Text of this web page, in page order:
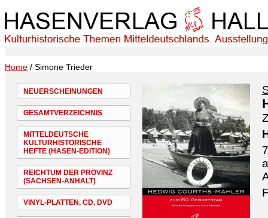
Home / Simone Trieder
NEUERSCHEINUNGEN
GESAMTVERZEICHNIS
MITTELDEUTSCHE
KULTURHISTORISCHE
HEFTE (HASEN-EDITION)
REICHTUM DER PROVINZ
(SACHSEN-ANHALT)
VINYL-PLATTEN, CD, DVD